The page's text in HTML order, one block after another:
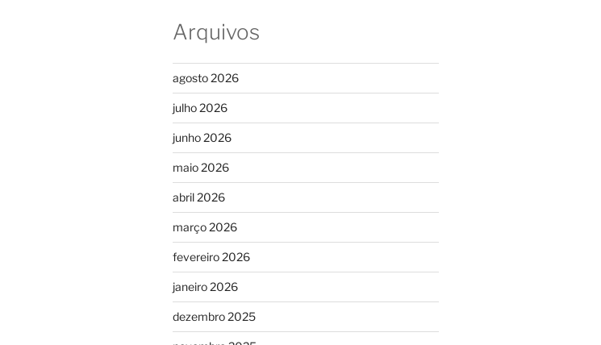
Arquivos
agosto 2026
julho 2026
junho 2026
maio 2026
abril 2026
março 2026
fevereiro 2026
janeiro 2026
dezembro 2025